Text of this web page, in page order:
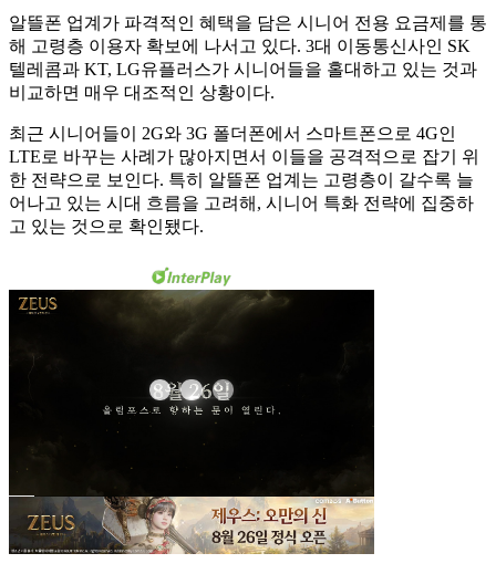
알뜰폰 업계가 파격적인 혜택을 담은 시니어 전용 요금제를 통
해 고령층 이용자 확보에 나서고 있다. 3대 이동통신사인 SK
텔레콤과 KT, LG유플러스가 시니어들을 홀대하고 있는 것과
비교하면 매우 대조적인 상황이다.
최근 시니어들이 2G와 3G 폴더폰에서 스마트폰으로 4G인
LTE로 바꾸는 사례가 많아지면서 이들을 공격적으로 잡기 위
한 전략으로 보인다. 특히 알뜰폰 업계는 고령층이 갈수록 늘
어나고 있는 시대 흐름을 고려해, 시니어 특화 전략에 집중하
고 있는 것으로 확인됐다.